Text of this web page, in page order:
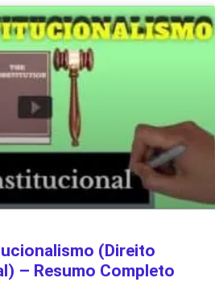
(Direito
– Resumo Completo